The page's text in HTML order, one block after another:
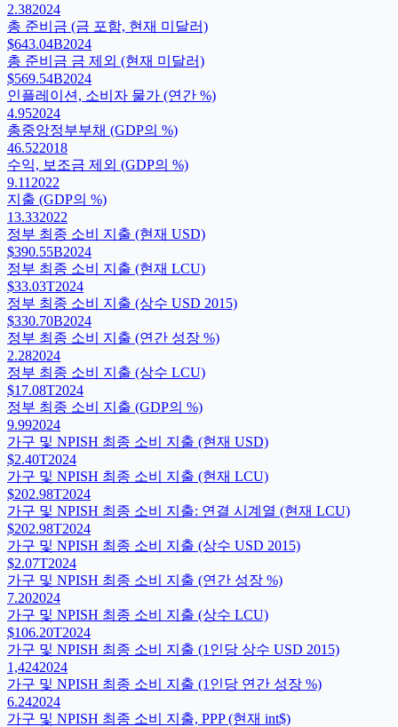
2.382024
총 준비금 (금 포함, 현재 미달러)
$643.04B2024
총 준비금 금 제외 (현재 미달러)
$569.54B2024
인플레이션, 소비자 물가 (연간 %)
4.952024
총중앙정부부채 (GDP의 %)
46.522018
수익, 보조금 제외 (GDP의 %)
9.11 2022
지출 (GDP의 %)
13.332022
정부 최종 소비 지출 (현재 USD)
$390.55B2024
정부 최종 소비 지출 (현재 LCU)
$33.03T2024
정부 최종 소비 지출 (상수 USD 2015)
$330.70B2024
정부 최종 소비 지출 (연간 성장 %)
2.282024
정부 최종 소비 지출 (상수 LCU)
$17.08T2024
정부 최종 소비 지출 (GDP의 %)
9.992024
가구 및 NPISH 최종 소비 지출 (현재 USD)
$2.40T2024
가구 및 NPISH 최종 소비 지출 (현재 LCU)
$202.98T2024
가구 및 NPISH 최종 소비 지출: 연결 시계열 (현재 LCU)
$202.98T2024
가구 및 NPISH 최종 소비 지출 (상수 USD 2015)
$2.07T2024
가구 및 NPISH 최종 소비 지출 (연간 성장 %)
7.202024
가구 및 NPISH 최종 소비 지출 (상수 LCU)
$106.20T2024
가구 및 NPISH 최종 소비 지출 (1인당 상수 USD 2015)
1,4242024
가구 및 NPISH 최종 소비 지출 (1인당 연간 성장 %)
6.242024
가구 및 NPISH 최종 소비 지출, PPP (현재 int$)